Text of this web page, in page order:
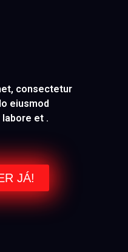
consectetur
eiusmod
et .
JÁ!